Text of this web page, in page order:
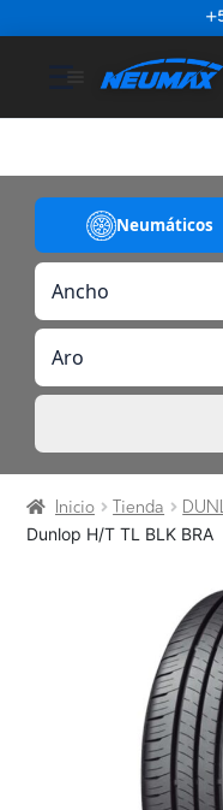
☰
Neumáticos
A
c
o
A
o
Inicio Tienda
Dunlop H/T TL BLK BRA